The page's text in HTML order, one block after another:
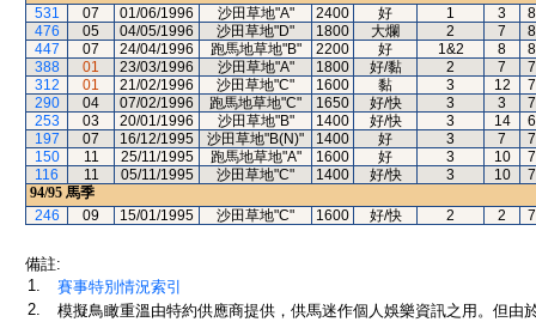
531
07 01/06/1996 沙田草地"A" 2400 好 1 3
476
05 04/05/1996 沙田草地"D" 1800 大爛 2 7
447
07 24/04/1996 跑馬地草地"B" 2200 好 1&2 8
388
01 23/03/1996 沙田草地"A" 1800 好/黏 2 7
312
01 21/02/1996 沙田草地"C" 1600 黏 3 12
290
04 07/02/1996 跑馬地草地"C" 1650 好/快 3 3
253
03 20/01/1996 沙田草地"B" 1400 好/快 3 14
197
07 16/12/1995 沙田草地"B(N)" 1400 好 3 7
150
11 25/11/1995 跑馬地草地"A" 1600 好 3 10
116
11 05/11/1995 沙田草地"C" 1400 好/快 3 10
94/95 馬季
246
09 15/01/1995 沙田草地"C" 1600 好/快 2 2
備註:
1.
賽事特別情況索引
2.
模擬鳥瞰重溫由特約供應商提供，供馬迷作個人娛樂資訊之用。但